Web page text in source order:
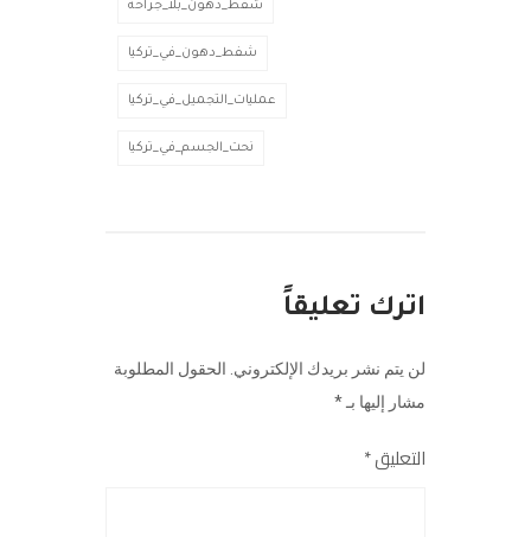
شفط_دهون_بلا_جراحة
شفط_دهون_في_تركيا
عمليات_التجميل_في_تركيا
نحت_الجسم_في_تركيا
اترك تعليقاً
لن يتم نشر بريدك الإلكتروني. الحقول المطلوبة
مشار إليها بـ*
التعليق*